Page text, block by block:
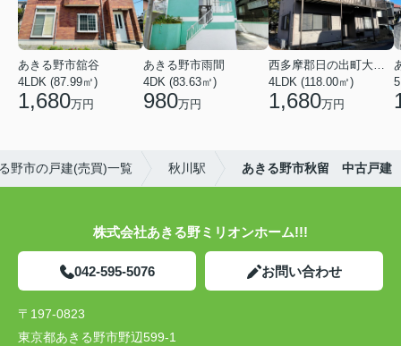
あきる野市舘谷
4LDK (87.99㎡)
1,680万円
あきる野市雨間
4DK (83.63㎡)
980万円
西多摩郡日の出町大字平井
4LDK (118.00㎡)
1,680万円
野市の戸建(売買)一覧 秋川駅 あきる野市秋留 中古戸建
株式会社あきる野ミリオンホーム!!!
042-595-5076 お問い合わせ
〒197-0823
東京都あきる野市野辺599-1